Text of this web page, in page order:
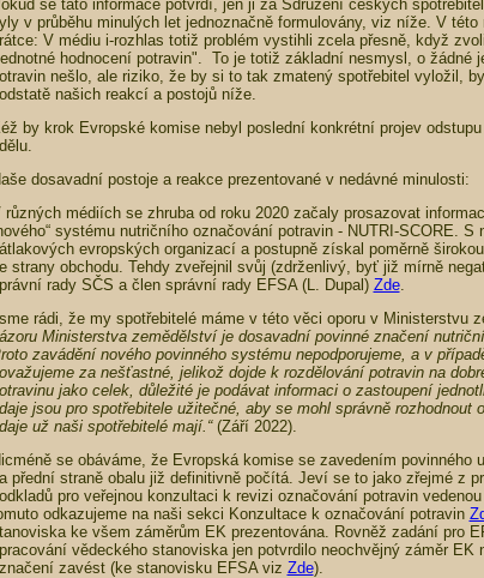
se tato informace potvrdí, jen ji za Sdružení českých
v průběhu minulých let jednoznačně formulovány, viz níže. V
V médiu i-rozhlas totiž problém vystihli zcela přesně, když
hodnocení potravin". To je totiž základní nesmysl, o žádné
nešlo, ale riziko, že by si to tak zmatený spotřebitel vyložil,
našich reakcí a postojů níže.
by krok Evropské komise nebyl poslední konkrétní projev
dosavadní postoje a reakce prezentované v nedávné minulosti:
různých médiích se zhruba od roku 2020 začaly prosazovat
systému nutričního označování potravin - NUTRI-SCORE. S
evropských organizací a postupně získal poměrně
strany obchodu. Tehdy zveřejnil svůj (zdrženlivý, byť již mírně
rady SČS a člen správní rady EFSA (L. Dupal) Zde.
rádi, že my spotřebitelé máme v této věci oporu v Ministerstvu
Ministerstva zemědělství je dosavadní povinné značení
zavádění nového povinného systému nepodporujeme, a v
za nešťastné, jelikož dojde k rozdělování potravin na
jako celek, důležité je podávat informaci o zastoupení
jsou pro spotřebitele užitečné, aby se mohl správně rozhodnout
už naši spotřebitelé mají.“(Září 2022).
se obáváme, že Evropská komise se zavedením povinného
přední straně obalu již definitivně počítá. Jeví se to jako zřejmé z
pro veřejnou konzultaci k revizi označování potravin
odkazujeme na naši sekci Konzultace k označování potravin
ke všem záměrům EK prezentována. Rovněž zadání pro
vědeckého stanoviska jen potvrdilo neochvějný záměr EK
zavést (ke stanovisku EFSA viz Zde).